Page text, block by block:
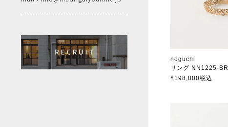
noguchi
リング NN1225-BR
ノグチ
¥198,000税込